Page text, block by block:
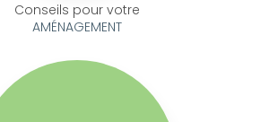
Conseils pour votre
AMÉNAGEMENT